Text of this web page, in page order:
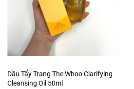
Dầu Tẩy Trang The Whoo Clarifying
Cleansing Oil 50ml